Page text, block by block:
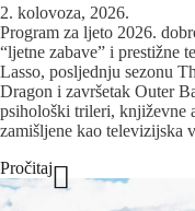
2. kolovoza, 2026.
Program za ljeto 2026.
“ljetne zabave” i prestižne
Lasso, posljednju sezonu
Dragon i završetak Outer
psihološki trileri, književne
zamišljene kao televizijska
Pročitaj